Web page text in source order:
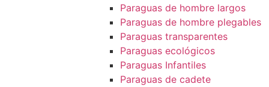
Paraguas de hombre largos
Paraguas de hombre plegables
Paraguas transparentes
Paraguas ecológicos
Paraguas Infantiles
Paraguas de cadete